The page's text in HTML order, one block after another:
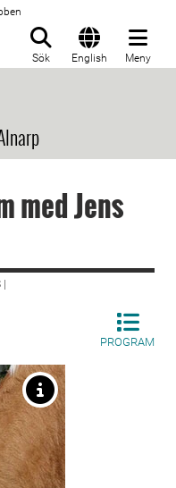
Sök English Meny
med Jens
PROGRAM